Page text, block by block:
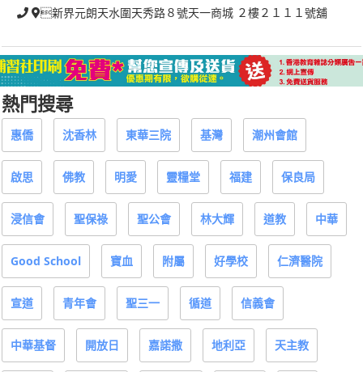
新界元朗天水圍天秀路８號天一商城 ２樓２１１１號舖
熱門搜尋
惠僑 沈香林 東華三院 基灣 潮州會館
啟思 佛教 明愛 靈糧堂 福建 保良局
浸信會 聖保祿 聖公會 林大輝 道教 中華
Good School 寶血 附屬 好學校 仁濟醫院
宣道 青年會 聖三一 循道 信義會
中華基督 開放日 嘉諾撒 地利亞 天主教